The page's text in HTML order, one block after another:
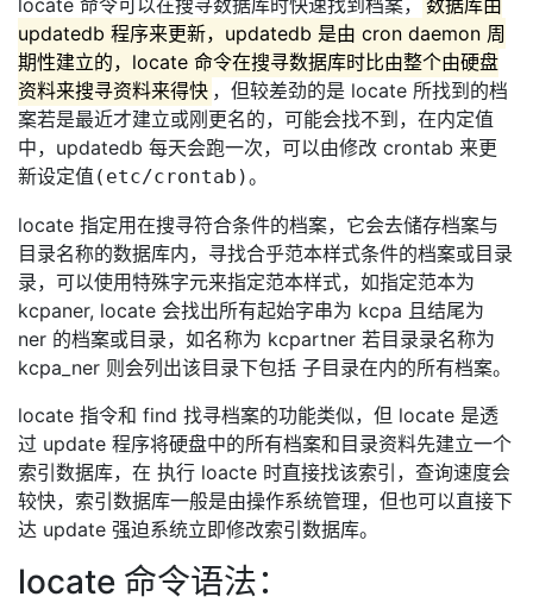
locate 命令可以在搜寻数据库时快速找到档案，
数据库由
updatedb 程序来更新，updatedb 是由 cron daemon 周
期性建立的，locate 命令在搜寻数据库时比由整个由硬盘
资料来搜寻资料来得快 ，但较差劲的是 locate 所找到的档
案若是最近才建立或刚更名的，可能会找不到，在内定值
中，updatedb 每天会跑一次，可以由修改 crontab 来更
新设定值 (etc/crontab)。
locate 指定用在搜寻符合条件的档案，它会去储存档案与
目录名称的数据库内，寻找合乎范本样式条件的档案或目录
录，可以使用特殊字元来指定范本样式，如指定范本为
kcpaner, locate 会找出所有起始字串为 kcpa 且结尾为
ner 的档案或目录，如名称为 kcpartner 若目录录名称为
kcpa_ner 则会列出该目录下包括 子目录在内的所有档案。
locate 指令和 find 找寻档案的功能类似，但 locate 是透
过 update 程序将硬盘中的所有档案和目录资料先建立一个
索引数据库，在 执行 loacte 时直接找该索引，查询速度会
较快，索引数据库一般是由操作系统管理，但也可以直接下
达 update 强迫系统立即修改索引数据库。
locate 命令语法：